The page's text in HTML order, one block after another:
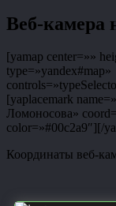
Веб-камера
[yamap center=»»
type=»yandex#map»
[yaplacemark
Ломоносова»
color=»#00c2a9″][/
Координаты веб-